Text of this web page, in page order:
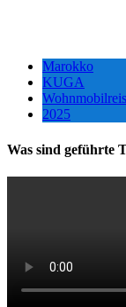
Marokko
KUGA
2025
Was sind geführte